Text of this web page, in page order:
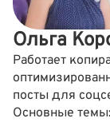
Ольга
Работает
посты для
Основные темы: